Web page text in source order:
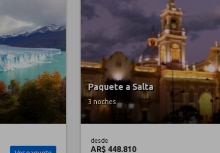
Paquete a Salta
3 noches
AR$ 448.810